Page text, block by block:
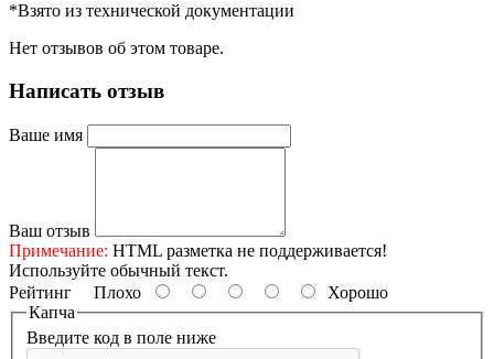
*Взято из технической документации
Нет отзывов об этом товаре.
Написать отзыв
Ваше имя
Ваш отзыв
Примечание: HTML разметка не поддерживается!
Используйте обычный текст.
Рейтинг Плохо
Хорошо
Капча
Введите код в поле ниже